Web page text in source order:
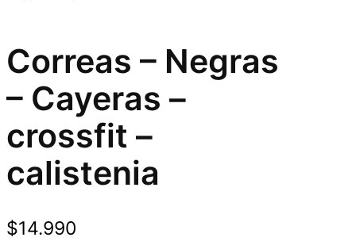
Correas – Negras
– Cayeras –
crossfit –
calistenia
$14.990